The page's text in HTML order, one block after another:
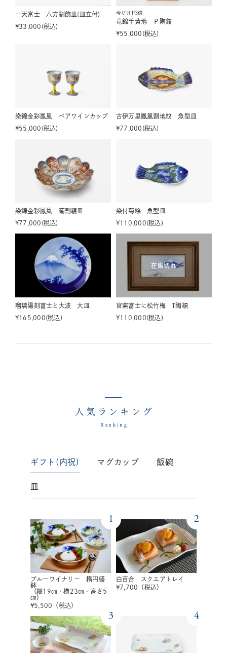
一天富士 八方割飾皿(皿立付)
¥33,000 税込
今だけP3倍
竜錦手黄地 Ｐ陶額
¥55,000 税込
染錦金彩鳳凰 ペアワインカップ
¥55,000 税込
古伊万里鳳凰割地紋 魚型皿
¥77,000 税込
染錦金彩鳳凰 菊割親皿
¥77,000 税込
染付菊絵 魚型皿
¥110,000 税込
瑠璃陽刻富士と大波 大皿
¥165,000 税込
官窯富士に松竹梅 T陶額
¥110,000 税込
在庫切れ
人気ランキング
Ranking
ギフト(内祝) マグカップ 飯碗
皿
1
ブルーワイナリー 楕円盛
鉢
（縦19㎝・横23㎝・高さ5
㎝）
¥5,500 （税込）
2
白百合 スクエアトレイ
¥7,700 （税込）
3 4